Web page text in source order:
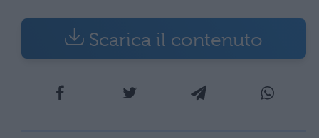
Scarica il contenuto